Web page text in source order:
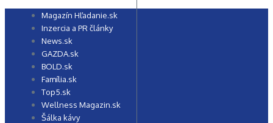
Preskočiť Magazín Hľadanie.sk
Inzercia a PR články
News.sk
GAZDA.sk
BOLD.sk
Família.sk
Top5.sk
Wellness Magazin.sk
Šálka kávy